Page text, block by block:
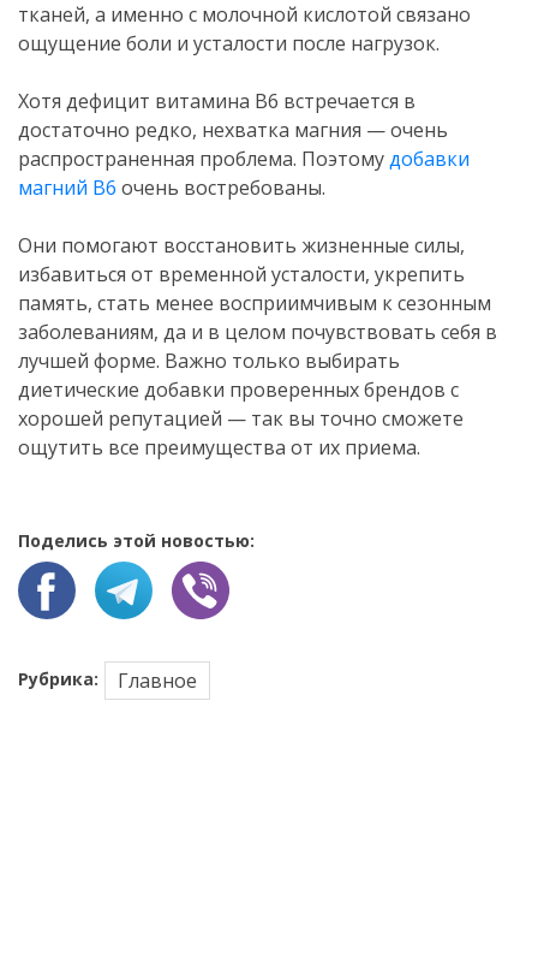
тканей, а именно с молочной кислотой связано
ощущение боли и усталости после нагрузок.
Хотя дефицит витамина В6 встречается в
достаточно редко, нехватка магния — очень
распространенная проблема. Поэтомудобавки
магний В6 очень востребованы.
Они помогают восстановить жизненные силы,
избавиться от временной усталости, укрепить
память, стать менее восприимчивым к сезонным
заболеваниям, да и в целом почувствовать себя в
лучшей форме. Важно только выбирать
диетические добавки проверенных брендов с
хорошей репутацией — так вы точно сможете
ощутить все преимущества от их приема.
Поделись этой новостью:
Рубрика: Главное